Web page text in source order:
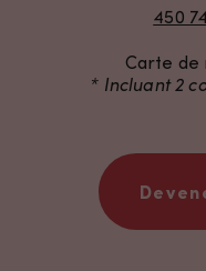
450
Carte de
* Incluant 2